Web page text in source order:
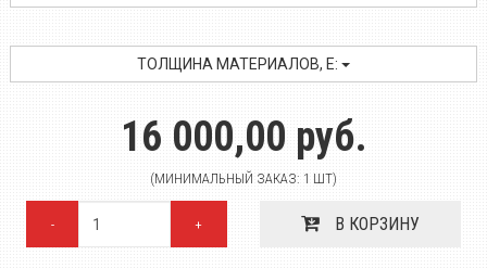
ТОЛЩИНА МАТЕРИАЛОВ, E:
16 000,00 руб.
(МИНИМАЛЬНЫЙ ЗАКАЗ: 1 ШТ)
- + В КОРЗИНУ